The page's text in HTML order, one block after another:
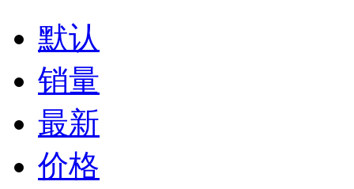
默认
销量
最新
价格